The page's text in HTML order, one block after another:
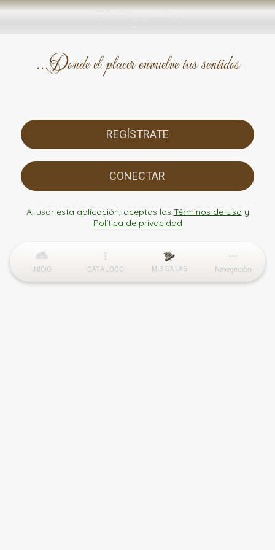
El Cigarrito
...Donde el placer envuelve tus sentidos
REGÍSTRATE
CONECTAR
Al usar esta aplicación, aceptas los Términos de Uso y
Política de privacidad
INICIO CATALOGO MIS CATAS Navegación